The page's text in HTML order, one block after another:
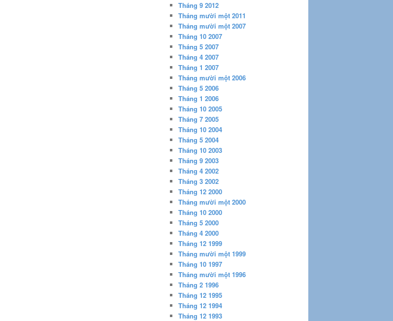
Tháng 9 2012
Tháng mười một 2011
Tháng mười một 2007
Tháng 10 2007
Tháng 5 2007
Tháng 4 2007
Tháng 1 2007
Tháng mười một 2006
Tháng 5 2006
Tháng 1 2006
Tháng 10 2005
Tháng 7 2005
Tháng 10 2004
Tháng 5 2004
Tháng 10 2003
Tháng 9 2003
Tháng 4 2002
Tháng 3 2002
Tháng 12 2000
Tháng mười một 2000
Tháng 10 2000
Tháng 5 2000
Tháng 4 2000
Tháng 12 1999
Tháng mười một 1999
Tháng 10 1997
Tháng mười một 1996
Tháng 2 1996
Tháng 12 1995
Tháng 12 1994
Tháng 12 1993